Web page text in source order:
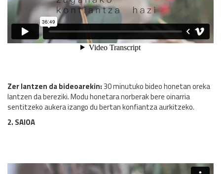
Zer lantzen da bideoarekin:30 minutuko bideo honetan oreka
lantzen da bereziki. Modu honetara norberak bere oinarria
sentitzeko aukera izango du bertan konfiantza aurkitzeko.
2. SAIOA